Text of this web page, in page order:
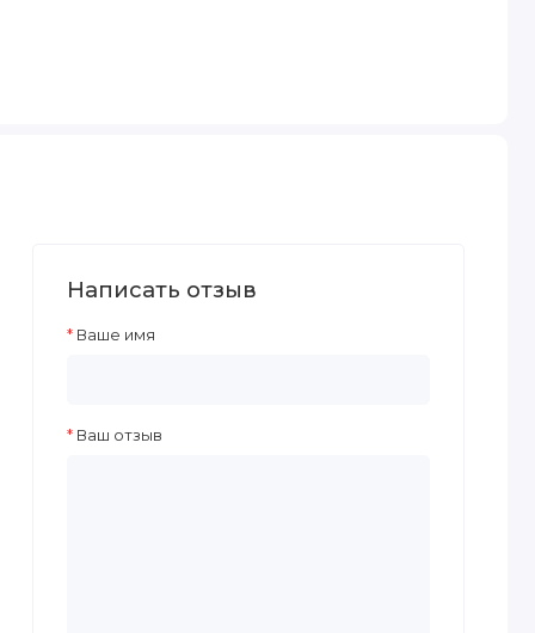
Написать отзыв
Ваше имя
Ваш отзыв